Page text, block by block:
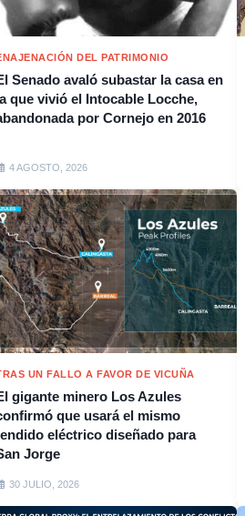
DEL PATRIMONIO
Senado avaló subastar la casa en
que vivió el Intocable Locche,
por Cornejo en 2016
4 AGOSTO, 2026
UN FALLO A FAVOR DE VICUÑA
gigante minero Los Azules
que usará el mismo
eléctrico diseñado para
Jorge
30 JULIO, 2026